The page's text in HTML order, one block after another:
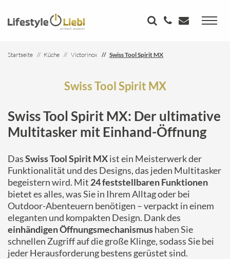
Startseite Küche Victorinox Swiss Tool Spirit MX
Swiss Tool Spirit MX
Swiss Tool Spirit MX: Der ultimative
Multitasker mit Einhand-Öffnung
DasSwiss Tool Spirit MXist ein Meisterwerk der
Funktionalität und des Designs, das jeden Multitasker
begeistern wird. Mit 24 feststellbaren Funktionen
bietet es alles, was Sie in Ihrem Alltag oder bei
Outdoor-Abenteuern benötigen – verpackt in einem
eleganten und kompakten Design. Dank des
einhändigen Öffnungsmechanismushaben Sie
schnellen Zugriff auf die große Klinge, sodass Sie bei
jeder Herausforderung bestens gerüstet sind.